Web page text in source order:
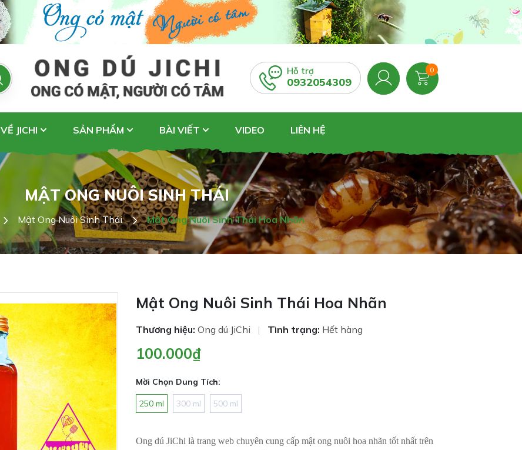
Hỗ trợ
0932054309
0
VỀ JICHI SẢN PHẨM BÀI VIẾT VIDEO LIÊN HỆ
MẬT ONG NUÔI SINH THÁI
Mật Ong Nuôi Sinh Thái Mật Ong Nuôi Sinh Thái Hoa Nhãn
Mật Ong Nuôi Sinh Thái Hoa Nhãn
Thương hiệu: Ong dú JiChi | Tình trạng: Hết hàng
100.000₫
Mời Chọn Dung Tích:
250 ml 300 ml 500 ml
Ong dú JiChi là trang web chuyên cung cấp mật ong nuôi hoa nhãn tốt nhất trên